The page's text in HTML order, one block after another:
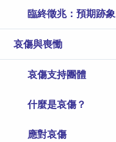
臨終徵兆：預期跡象
哀傷與喪慟
哀傷支持團體
什麼是哀傷？
應對哀傷